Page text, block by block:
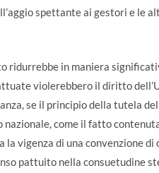
spettante ai gestori e le
ridurrebbe in maniera
violerebbero il diritto
se il principio della tutela
nazionale, come il fatto
vigenza di una convenzione
pattuito nella consuetudine